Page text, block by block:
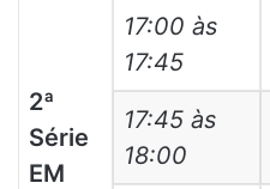
2ª
Série
EM
17:00 às
17:45
17:45 às
18:00